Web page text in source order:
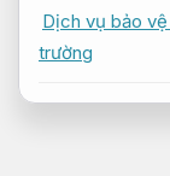
Dịch vụ bảo
trường